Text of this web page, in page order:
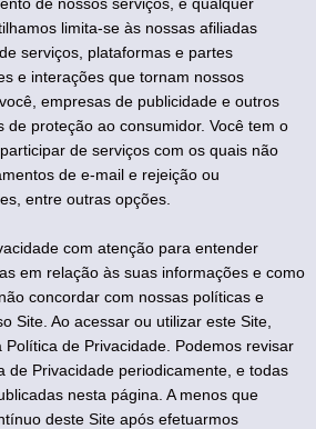
de nossos serviços, e qualquer
limita-se às nossas afiliadas
serviços, plataformas e partes
e interações que tornam nossos
empresas de publicidade e outros
de proteção ao consumidor. Você tem o
de serviços com os quais não
de e-mail e rejeição ou
entre outras opções.
com atenção para entender
em relação às suas informações e como
concordar com nossas políticas e
Site. Ao acessar ou utilizar este Site,
de Privacidade. Podemos revisar
de Privacidade periodicamente, e todas
nesta página. A menos que
deste Site após efetuarmos